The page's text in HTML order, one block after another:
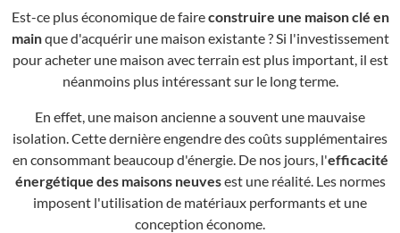
Est-ce plus économique de faireconstruire une maison clé en
mainque d'acquérir une maison existante ? Si l'investissement
pour acheter une maison avec terrain est plus important, il est
néanmoins plus intéressant sur le long terme.
En effet, une maison ancienne a souvent une mauvaise
isolation. Cette dernière engendre des coûts supplémentaires
en consommant beaucoup d'énergie. De nos jours, l'efficacité
énergétique des maisons neuvesest une réalité. Les normes
imposent l'utilisation de matériaux performants et une
conception économe.